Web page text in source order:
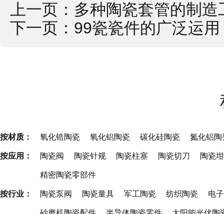
上一页： 多种陶瓷套管的制
下一页： 99瓷瓷件的广泛运
按材质： 氧化锆陶瓷 氧化铝陶瓷 碳化硅陶瓷 氮化铝陶
按应用： 陶瓷阀 陶瓷针规 陶瓷柱塞 陶瓷切刀 陶瓷
精密陶瓷零部件
按行业： 陶瓷泵阀 陶瓷量具 军工陶瓷 纺织陶瓷 电